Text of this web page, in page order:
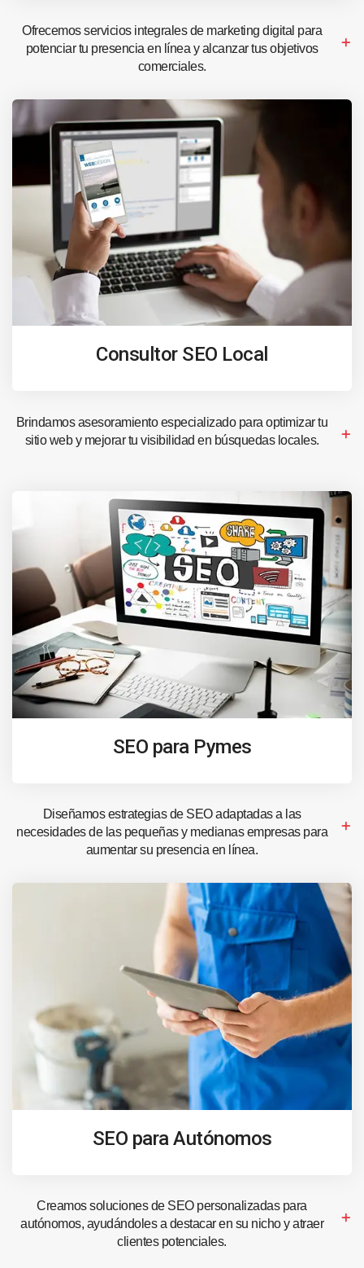
Ofrecemos servicios integrales de marketing digital para
potenciar tu presencia en línea y alcanzar tus objetivos
comerciales.
Consultor SEO Local
Brindamos asesoramiento especializado para optimizar tu
sitio web y mejorar tu visibilidad en búsquedas locales.
SEO para Pymes
Diseñamos estrategias de SEO adaptadas a las
necesidades de las pequeñas y medianas empresas para
aumentar su presencia en línea.
SEO para Autónomos
Creamos soluciones de SEO personalizadas para
autónomos, ayudándoles a destacar en su nicho y atraer
clientes potenciales.